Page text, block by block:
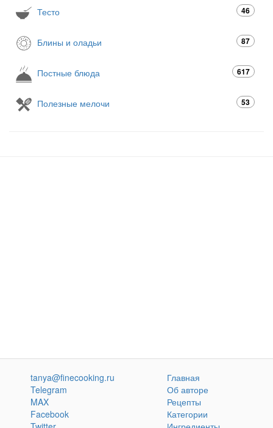
Тесто 46
Блины и оладьи 87
Постные блюда 617
Полезные мелочи 53
tanya@finecooking.ru
Telegram
MAX
Facebook
Главная
Об авторе
Рецепты
Категории